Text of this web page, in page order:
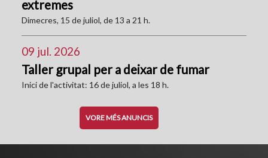
extremes
Dimecres, 15 de juliol, de 13 a 21 h.
09 jul. 2026
Taller grupal per a deixar de fumar
Inici de l'activitat: 16 de juliol, a les 18 h.
VORE MÉS ANUNCIS